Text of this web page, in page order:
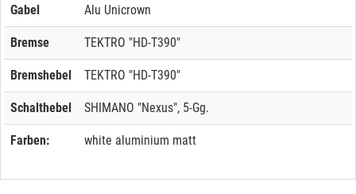
Gabel Alu Unicrown
Bremse TEKTRO "HD-T390"
Bremshebel TEKTRO "HD-T390"
Schalthebel SHIMANO "Nexus", 5-Gg.
Farben: white aluminium matt